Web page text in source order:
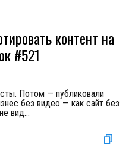
контент на
#521
Потом — публиковали
без видео — как сайт без
вид...